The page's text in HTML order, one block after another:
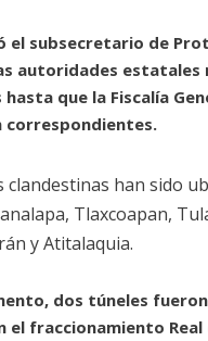
el subsecretario de
autoridades
que la Fiscalía
correspondientes.
clandestinas han sido
Tlaxcoapan,
y Atitalaquia.
dos túneles
el fraccionamiento